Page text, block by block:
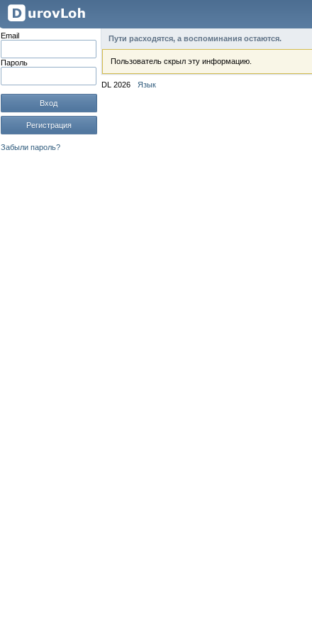
Email
Пароль
Вход
Регистрация
Забыли пароль?
Пути расходятся, а воспоминания остаются.
Пользователь скрыл эту информацию.
DL 2026 Язык